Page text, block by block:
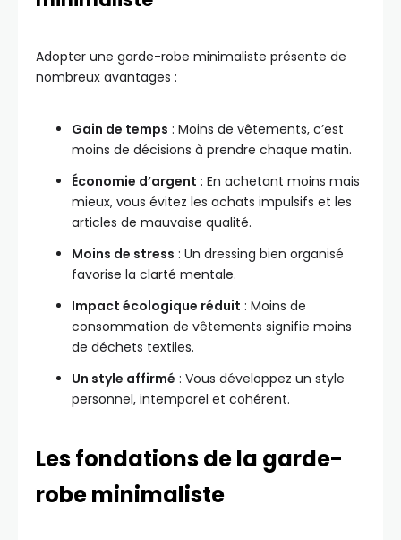
Adopter une garde-robe minimaliste présente de
nombreux avantages :
Gain de temps : Moins de vêtements, c’est
moins de décisions à prendre chaque matin.
Économie d’argent : En achetant moins mais
mieux, vous évitez les achats impulsifs et les
articles de mauvaise qualité.
Moins de stress : Un dressing bien organisé
favorise la clarté mentale.
Impact écologique réduit : Moins de
consommation de vêtements signifie moins
de déchets textiles.
Un style affirmé : Vous développez un style
personnel, intemporel et cohérent.
Les fondations de la garde-
robe minimaliste